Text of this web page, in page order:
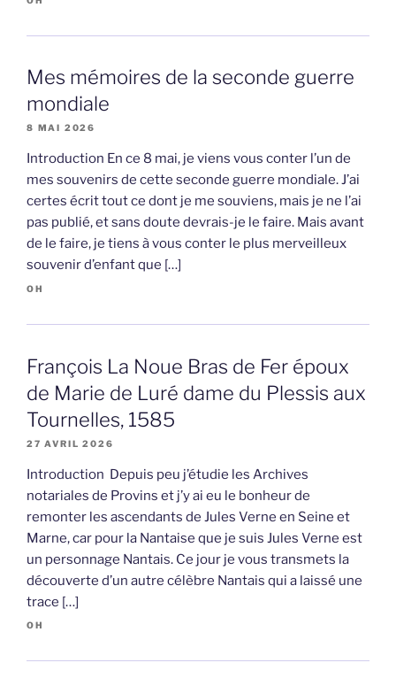
Mes mémoires de la seconde guerre
mondiale
8 MAI 2026
Introduction En ce 8 mai, je viens vous conter l’un de
mes souvenirs de cette seconde guerre mondiale. J’ai
certes écrit tout ce dont je me souviens, mais je ne l’ai
pas publié, et sans doute devrais-je le faire. Mais avant
de le faire, je tiens à vous conter le plus merveilleux
souvenir d’enfant que […]
OH
François La Noue Bras de Fer époux
de Marie de Luré dame du Plessis aux
Tournelles, 1585
27 AVRIL 2026
Introduction Depuis peu j’étudie les Archives
notariales de Provins et j’y ai eu le bonheur de
remonter les ascendants de Jules Verne en Seine et
Marne, car pour la Nantaise que je suis Jules Verne est
un personnage Nantais. Ce jour je vous transmets la
découverte d’un autre célèbre Nantais qui a laissé une
trace […]
OH